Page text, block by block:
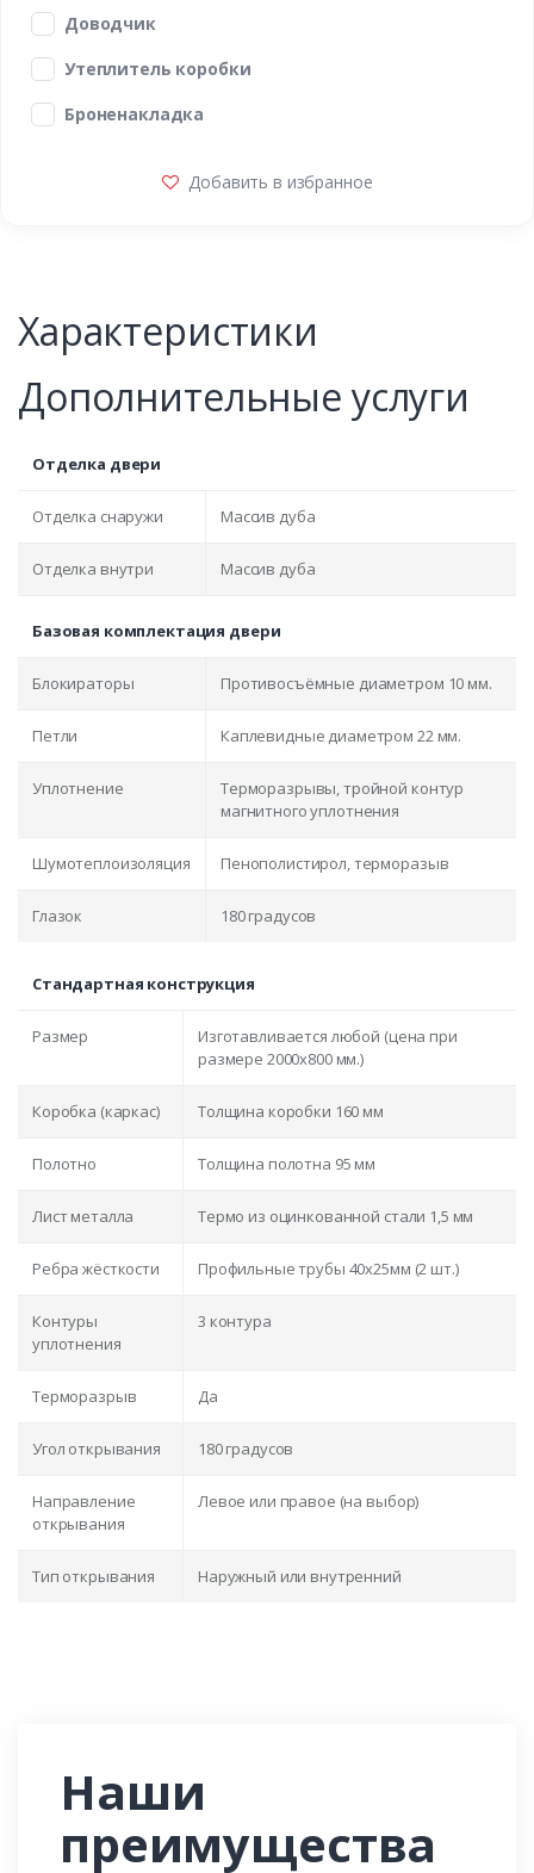
Доводчик
Утеплитель коробки
Броненакладка
Добавить в избранное
Характеристики
Дополнительные услуги
Отделка двери
Отделка снаружи Массив дуба
Отделка внутри Массив дуба
Базовая комплектация двери
Блокираторы Противосъёмные диаметром 10 мм.
Петли Каплевидные диаметром 22 мм.
Уплотнение
Терморазрывы, тройной контур
магнитного уплотнения
Шумотеплоизоляция Пенополистирол, терморазыв
Глазок 180 градусов
Стандартная конструкция
Размер
Изготавливается любой (цена при
размере 2000x800 мм.)
Коробка (каркас) Толщина коробки 160 мм
Полотно Толщина полотна 95 мм
Лист металла Термо из оцинкованной стали 1,5 мм
Ребра жёсткости Профильные трубы 40х25мм (2 шт.)
Контуры
уплотнения
3 контура
Терморазрыв Да
Угол открывания 180 градусов
Направление
открывания
Левое или правое (на выбор)
Тип открывания Наружный или внутренний
Наши
преимущества